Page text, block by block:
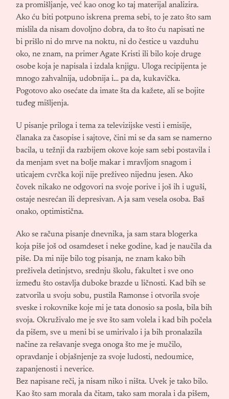
za promišljanje, već kao onog ko taj materijal analizira.
Ako ću biti potpuno iskrena prema sebi, to je zato što sam
mislila da nisam dovoljno dobra, da to što ću napisati ne
bi prišlo ni do mrve na noktu, ni do čestice u vazduhu
oko, ne znam, na primer Agate Kristi ili bilo koje druge
osobe koja je napisala i izdala knjigu. Uloga recipijenta je
mnogo zahvalnija, udobnija i… pa da, kukavička.
Pogotovo ako osećate da imate šta da kažete, ali se bojite
tuđeg mišljenja.
U pisanje priloga i tema za televizijske vesti i emisije,
članaka za časopise i sajtove, čini mi se da sam se namerno
bacila, u težnji da razbijem okove koje sam sebi postavila i
da menjam svet na bolje makar i mravljom snagom i
uticajem cvrčka koji nije preživeo nijednu jesen. Ako
čovek nikako ne odgovori na svoje porive i još ih i uguši,
ostaje nesrećan ili depresivan. A ja sam vesela osoba. Baš
onako, optimistična.
Ako se računa pisanje dnevnika, ja sam stara blogerka
koja piše još od osamdeset i neke godine, kad je naučila da
piše. Da mi nije bilo tog pisanja, ne znam kako bih
preživela detinjstvo, srednju školu, fakultet i sve ono
između što ostavlja duboke brazde u ličnosti. Kad bih se
zatvorila u svoju sobu, pustila Ramonse i otvorila svoje
sveske i rokovnike koje mi je tata donosio sa posla, bila bih
svoja. Okruživalo me je sve što sam volela i kad bih počela
da pišem, sve u meni bi se umirivalo i ja bih pronalazila
načine za rešavanje svega onoga što me je mučilo,
opravdanje i objašnjenje za svoje ludosti, nedoumice,
zapanjenosti i neverice.
Bez napisane reči, ja nisam niko i ništa. Uvek je tako bilo.
Kao što sam morala da čitam, tako sam morala i da pišem,